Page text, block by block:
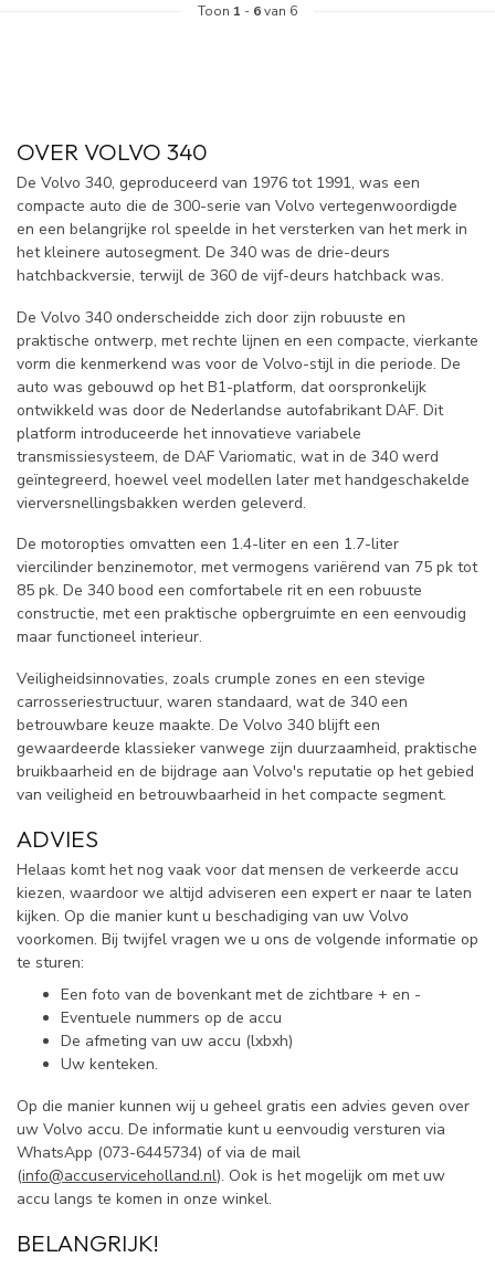
Toon 1 - 6van 6
OVER VOLVO 340
De Volvo 340, geproduceerd van 1976 tot 1991, was een
compacte auto die de 300-serie van Volvo vertegenwoordigde
en een belangrijke rol speelde in het versterken van het merk in
het kleinere autosegment. De 340 was de drie-deurs
hatchbackversie, terwijl de 360 de vijf-deurs hatchback was.
De Volvo 340 onderscheidde zich door zijn robuuste en
praktische ontwerp, met rechte lijnen en een compacte, vierkante
vorm die kenmerkend was voor de Volvo-stijl in die periode. De
auto was gebouwd op het B1-platform, dat oorspronkelijk
ontwikkeld was door de Nederlandse autofabrikant DAF. Dit
platform introduceerde het innovatieve variabele
transmissiesysteem, de DAF Variomatic, wat in de 340 werd
geïntegreerd, hoewel veel modellen later met handgeschakelde
vierversnellingsbakken werden geleverd.
De motoropties omvatten een 1.4-liter en een 1.7-liter
viercilinder benzinemotor, met vermogens variërend van 75 pk tot
85 pk. De 340 bood een comfortabele rit en een robuuste
constructie, met een praktische opbergruimte en een eenvoudig
maar functioneel interieur.
Veiligheidsinnovaties, zoals crumple zones en een stevige
carrosseriestructuur, waren standaard, wat de 340 een
betrouwbare keuze maakte. De Volvo 340 blijft een
gewaardeerde klassieker vanwege zijn duurzaamheid, praktische
bruikbaarheid en de bijdrage aan Volvo's reputatie op het gebied
van veiligheid en betrouwbaarheid in het compacte segment.
ADVIES
Helaas komt het nog vaak voor dat mensen de verkeerde accu
kiezen, waardoor we altijd adviseren een expert er naar te laten
kijken. Op die manier kunt u beschadiging van uw Volvo
voorkomen. Bij twijfel vragen we u ons de volgende informatie op
te sturen:
Een foto van de bovenkant met de zichtbare + en -
Eventuele nummers op de accu
De afmeting van uw accu (lxbxh)
Uw kenteken.
Op die manier kunnen wij u geheel gratis een advies geven over
uw Volvo accu. De informatie kunt u eenvoudig versturen via
WhatsApp (073-6445734) of via de mail
(info@accuserviceholland.nl). Ook is het mogelijk om met uw
accu langs te komen in onze winkel.
BELANGRIJK!